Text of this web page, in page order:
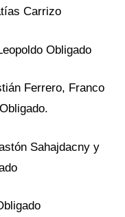
Carrizo
Obligado
Ferrero, Franco
Sahajdacny y